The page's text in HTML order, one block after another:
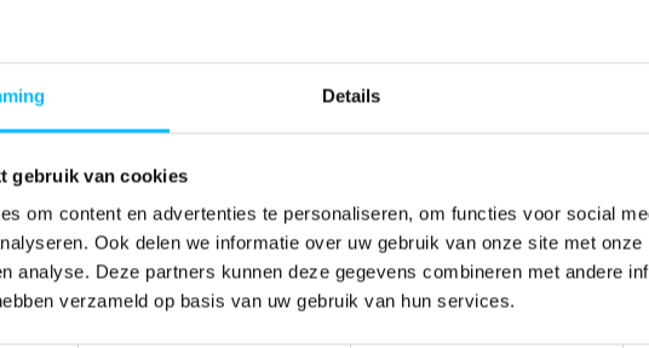
Details
gebruik van cookies
om content en advertenties te personaliseren, om functies voor social
Ook delen we informatie over uw gebruik van onze site met
analyse. Deze partners kunnen deze gegevens combineren met andere
verzameld op basis van uw gebruik van hun services.
Verwachte bezorgdag:14-08-2026
Niet zeker wat jou maat is?Bekijk maattabel